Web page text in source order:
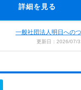
詳細を見る
一般社団法人明日への
更新日：2026/